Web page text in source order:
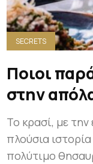
SECRETS
Ποιοι
στην
Το κρασί, με την
πλούσια
πολύτιμο